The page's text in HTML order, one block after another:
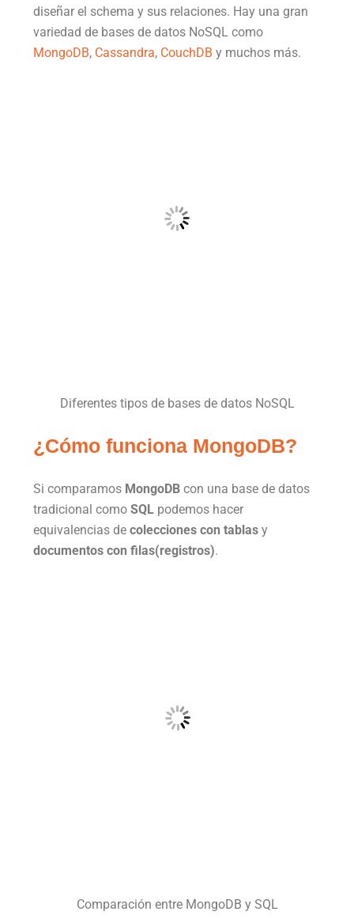
diseñar el schema y sus relaciones. Hay una gran
variedad de bases de datos NoSQL como
MongoDB, Cassandra, CouchDB y muchos más.
Diferentes tipos de bases de datos NoSQL
¿Cómo funciona MongoDB?
Si comparamos MongoDB con una base de datos
tradicional comoSQL podemos hacer
equivalencias decolecciones con tablas y
documentos con filas(registros).
Comparación entre MongoDB y SQL